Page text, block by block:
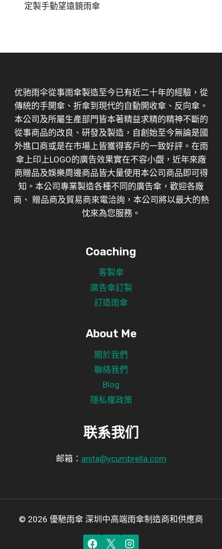
定製手動望遠鏡雨傘
优驰雨伞從事雨傘製造至今已有近二十年的經驗，從
傳統的手開傘、折傘到現代的自動開收傘、反向傘。
本公司及所屬生產部門皆本著精益求精的精神不斷的
從事商品的改良、研發及製造，自創始至今無論是國
外進口商或是在市場上皆獲得客戶的一致好評。在雨
傘上印上LOGO的廣告效果實在不容小覷，近年來廠
商贈品及娛樂周邊商品皆大量使用本公司商品即可得
知。本公司專業製造各種不同的廣告傘，歡迎各廠
商、 贈品商及貿易商來電洽詢，本公司將以最大的熱
忱來為您服務。
Coaching
客製傘
廣告傘訂製
訂造雨傘
About Me
關於我們
聯絡我們
Blog
隱私權政策
联系我们
邮箱： anita@ycumbrella.com
© 2026 優馳雨傘 深圳中高端雨傘制造商和供應商